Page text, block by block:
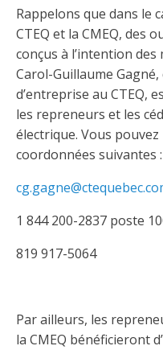
Outils contre les
Outils pour votre
Inspection des
Travaux bénévoles
Inondations
Lois et règlements
Outils pratiques
Outils et calculateurs
Qui fait quoi?
Petites annonces
Publications
Le programme
d'investissement
professionnelle
Service Démarrer
Ce
lien
s’ouvrira
dans
une
nouvelle
fenêtre
Annonceurs (trousse
Actualités
Événements
Abonnement – E2Q,
Suivre et déclarer
Vidéos sur la
Foire aux questions
répondants
Dispensateurs de
Demande de validation
Rappelons que dans le
CTEQ et la CMEQ, des
conçus à l’intention des
Carol-Guillaume
d’entreprise au CTEQ,
les repreneurs et les
électrique. Vous
coordonnées suivantes :
1 844 200-2837 poste
819 917-5064
Par ailleurs, les
la CMEQ bénéficieront